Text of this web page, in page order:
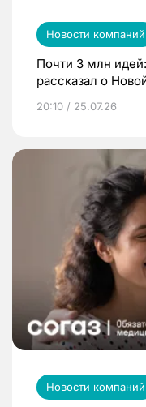
Новости компаний
Почти 3 млн
рассказал о
20:10 / 25.07.26
Новости компаний